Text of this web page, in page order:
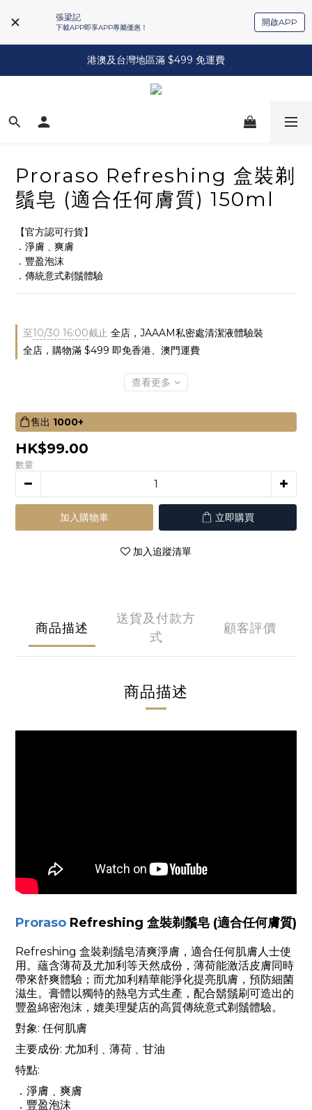
張梁記
下載APP即享APP專屬優惠！
開啟APP
港澳及台灣地區滿 $499 免運費
Proraso Refreshing 盒裝剃
鬚皂 (適合任何膚質) 150ml
【官方認可行貨】
．淨膚﹑爽膚
．豐盈泡沫
．傳統意式剃鬚體驗
至10/30 16:00截止 全店，JAAAM私密處清潔液體驗裝
全店，購物滿 $499 即免香港、澳門運費
查看更多
售出 1000+
HK$99.00
數量
加入購物車 立即購買
加入追蹤清單
商品描述
送貨及付款方
式
顧客評價
商品描述
Proraso Refreshing 盒裝剃鬚皂 (適合任何膚質)
Refreshing 盒裝剃鬚皂清爽淨膚，適合任何肌膚人士使
用。蘊含薄荷及尤加利等天然成份，薄荷能激活皮膚同時
帶來舒爽體驗；而尤加利精華能淨化提亮肌膚，預防細菌
滋生。膏體以獨特的熱皂方式生產，配合鬍鬚刷可造出的
豐盈綿密泡沫，媲美理髮店的高質傳統意式剃鬚體驗。
對象: 任何肌膚
主要成份: 尤加利﹑薄荷﹑甘油
特點:
．淨膚﹑爽膚
．豐盈泡沫